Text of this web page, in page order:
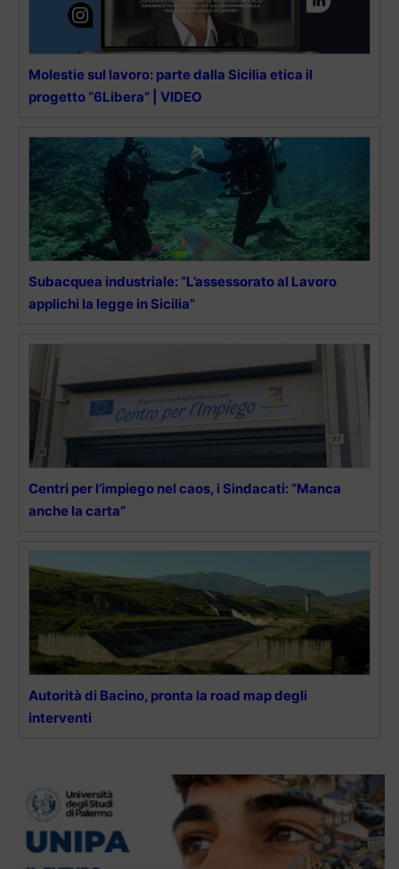
Molestie sul lavoro: parte dalla Sicilia etica il
progetto “6Libera” | VIDEO
Subacquea industriale: “L’assessorato al Lavoro
applichi la legge in Sicilia”
Centri per l’impiego nel caos, i Sindacati: “Manca
anche la carta”
Autorità di Bacino, pronta la road map degli
interventi